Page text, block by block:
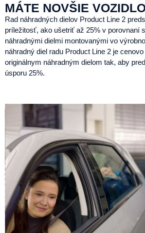
MÁTE NOVŠIE
Rad náhradných dielov Product Line 2
príležitosť, ako ušetriť až 25% v porovnaní
náhradnými dielmi montovanými vo
náhradný diel radu Product Line 2 je
originálnym náhradným dielom tak, aby
úsporu 25%.